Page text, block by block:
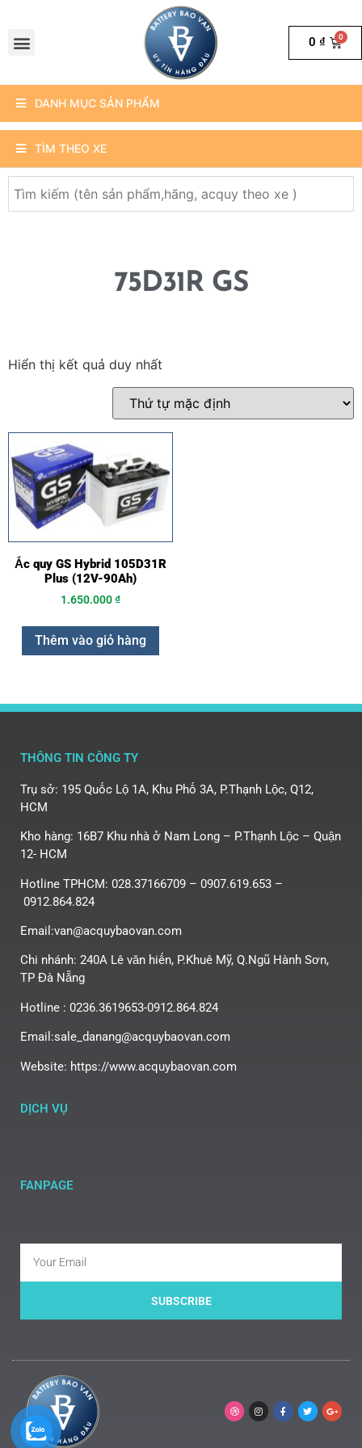
0 ₫
DANH MỤC SẢN PHẨM
TÌM THEO XE
75D31R GS
Hiển thị kết quả duy nhất
Ắc quy GS Hybrid 105D31R
Plus (12V-90Ah)
1.650.000₫
Thêm vào giỏ hàng
THÔNG TIN CÔNG TY
Trụ sở: 195 Quốc Lộ 1A, Khu Phố 3A, P.Thạnh Lộc, Q12,
HCM
Kho hàng: 16B7 Khu nhà ở Nam Long – P.Thạnh Lộc – Quận
12- HCM
Hotline TPHCM: 028.37166709 – 0907.619.653 –
0912.864.824
Email:van@acquybaovan.com
Chi nhánh: 240A Lê văn hiến, P.Khuê Mỹ, Q.Ngũ Hành Sơn,
TP Đà Nẵng
Hotline : 0236.3619653-0912.864.824
Email:sale_danang@acquybaovan.com
Website: https://www.acquybaovan.com
DỊCH VỤ
FANPAGE
SUBSCRIBE